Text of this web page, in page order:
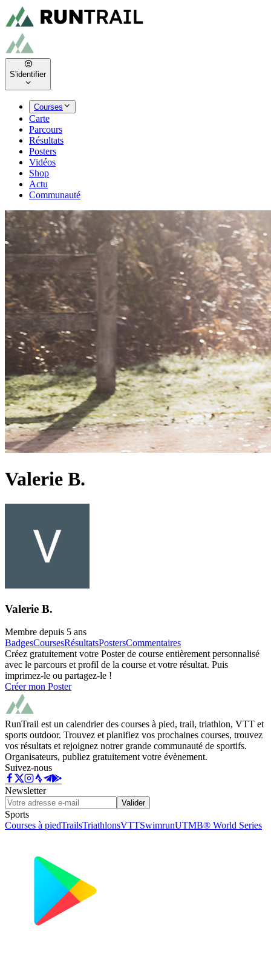
S'identifier
Courses
Carte
Parcours
Résultats
Posters
Vidéos
Shop
Actu
Communauté
Valerie B.
Valerie B.
Membre depuis 5 ans
BadgesCoursesRésultatsPostersCommentaires
Créez gratuitement votre Poster de course entièrement personnalisé
avec le parcours et profil de la course et votre résultat. Puis
imprimez-le ou partagez-le !
Créer mon Poster
RunTrail est un calendrier des courses à pied, trail, triathlon, VTT et
sports outdoor. Trouvez et planifiez vos prochaines courses, trouvez
vos résultats et rejoignez notrer grande communauté de sportifs.
Organisateurs, publiez gratuitement votre évènement.
Suivez-nous
Newsletter
Valider
Sports
Courses à piedTrailsTriathlonsVTTSwimrunUTMB® World Series